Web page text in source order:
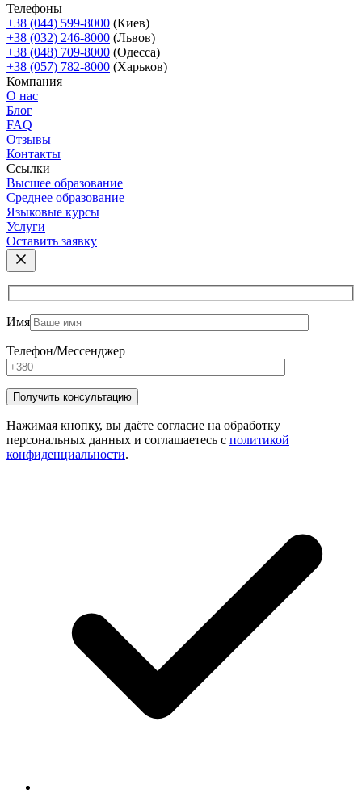
Телефоны
+38 (044) 599-8000 (Киев)
+38 (032) 246-8000 (Львов)
+38 (048) 709-8000 (Одесcа)
+38 (057) 782-8000 (Харьков)
Компания
О нас
Блог
FAQ
Отзывы
Контакты
Ссылки
Высшее образование
Среднее образование
Языковые курсы
Услуги
Оставить заявку
Имя
Телефон/Мессенджер
Нажимая кнопку, вы даёте согласие на обработку
персональных данных и соглашаетесь с политикой
конфиденциальности.